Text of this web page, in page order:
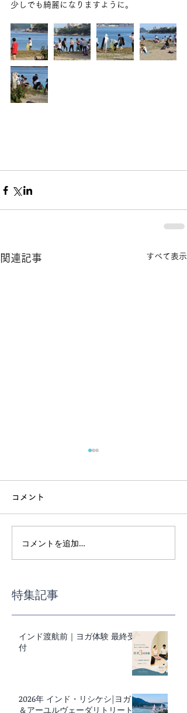
少しでも綺麗になりますように。
関連記事 すべて表示
インド渡航前｜ヨガ体験
コメント
コメントを追加…
特集記事
インド渡航前｜ヨガ体験 最終受
付
2026年 インド・リシケシ|ヨガ
＆アーユルヴェーダリトリート